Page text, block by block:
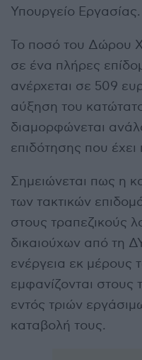
Υπουργείο Εργασίας.
Το ποσό του Δώρου
σε ένα πλήρες
ανέρχεται σε 509
αύξηση του
διαμορφώνεται
επιδότησης που
Σημειώνεται πως η
των τακτικών
στους τραπεζικούς
δικαιούχων από τη
ενέργεια εκ μέρους
εμφανίζονται στους
εντός τριών
καταβολή τους.